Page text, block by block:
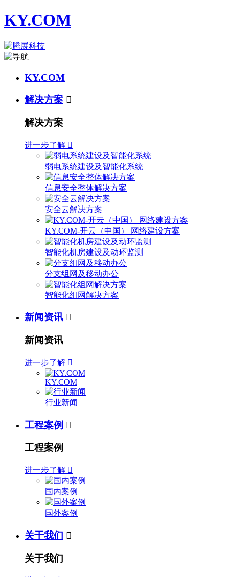
KY.COM
KY.COM
解决方案 
解决方案
进一步了解 
弱电系统建设及智能化系统
信息安全整体解决方案
安全云解决方案
KY.COM-开云（中国） 网络建设方案
智能化机房建设及动环监测
分支组网及移动办公
智能化组网解决方案
新闻资讯 
新闻资讯
进一步了解 
KY.COM
行业新闻
工程案例 
工程案例
进一步了解 
国内案例
国外案例
关于我们 
关于我们